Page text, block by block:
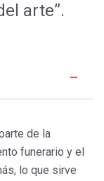
arte”.
de la
funerario y el
lo que sirve